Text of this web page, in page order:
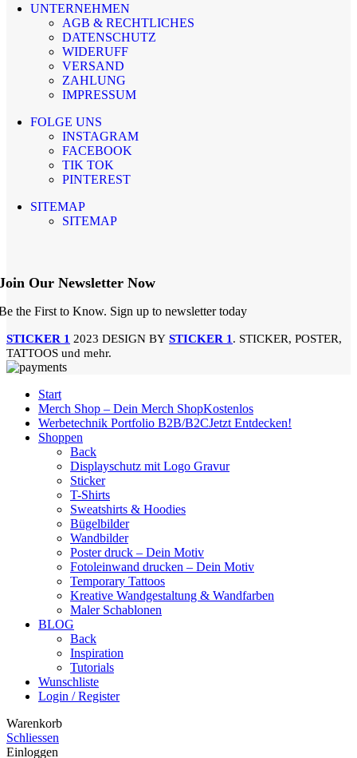
UNTERNEHMEN
AGB & RECHTLICHES
DATENSCHUTZ
WIDERUFF
VERSAND
ZAHLUNG
IMPRESSUM
FOLGE UNS
INSTAGRAM
FACEBOOK
TIK TOK
PINTEREST
SITEMAP
SITEMAP
Our Newsletter Now
the First to Know. Sign up to newsletter today
STICKER 1 2023 DESIGN BY STICKER 1 . STICKER, POSTER,
TATTOOS und mehr.
Start
Merch Shop – Dein Merch ShopKostenlos
Werbetechnik Portfolio B2B/B2CJetzt Entdecken!
Shoppen
Back
Displayschutz mit Logo Gravur
Sticker
T-Shirts
Sweatshirts & Hoodies
Bügelbilder
Wandbilder
Poster druck – Dein Motiv
Fotoleinwand drucken – Dein Motiv
Temporary Tattoos
Kreative Wandgestaltung & Wandfarben
Maler Schablonen
BLOG
Back
Inspiration
Tutorials
Wunschliste
Login / Register
Warenkorb
Schliessen
Einloggen